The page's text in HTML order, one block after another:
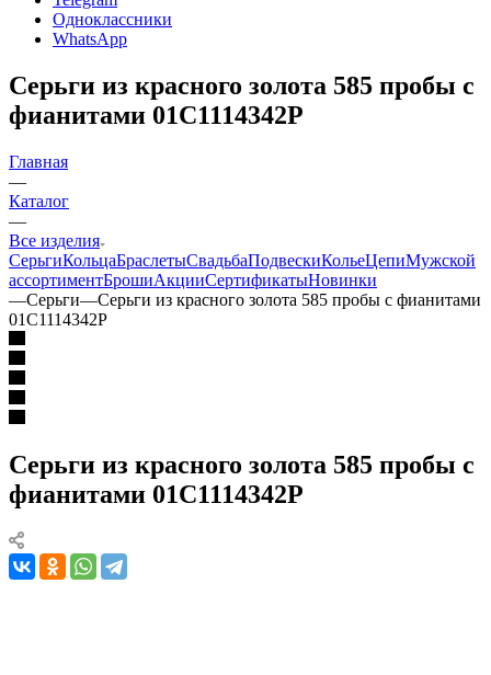
Одноклассники
WhatsApp
Серьги из красного золота 585 пробы с
фианитами 01С1114342Р
Главная
—
Каталог
—
Все изделия
СерьгиКольцаБраслетыСвадьбаПодвескиКольеЦепиМужской
ассортиментБрошиАкцииСертификатыНовинки
—Серьги—Серьги из красного золота 585 пробы с фианитами
01С1114342Р
Серьги из красного золота 585 пробы с
фианитами 01С1114342Р